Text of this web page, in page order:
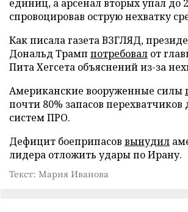
единиц, а арсенал вторых упал до
спровоцировав острую нехватку
Как писала газета ВЗГЛЯД,
Дональд Трамп потребовал от
Пита Хегсета объяснений из-за
Американские вооруженные силы
почти 80% запасов
систем ПРО.
Дефицит боеприпасов вынудил
лидера отложить удары по Ирану.
Текст: Мария Иванова